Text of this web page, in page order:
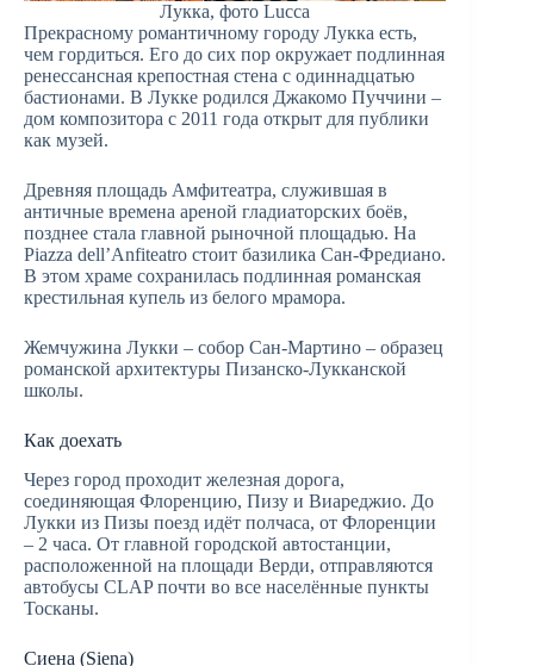
Лукка, фото Lucca
Прекрасному романтичному городу Лукка есть,
чем гордиться. Его до сих пор окружает подлинная
ренессансная крепостная стена с одиннадцатью
бастионами. В Лукке родился Джакомо Пуччини –
дом композитора с 2011 года открыт для публики
как музей.
Древняя площадь Амфитеатра, служившая в
античные времена ареной гладиаторских боёв,
позднее стала главной рыночной площадью. На
Piazza dell’Anfiteatro стоит базилика Сан-Фредиано.
В этом храме сохранилась подлинная романская
крестильная купель из белого мрамора.
Жемчужина Лукки – собор Сан-Мартино – образец
романской архитектуры Пизанско-Лукканской
школы.
Как доехать
Через город проходит железная дорога,
соединяющая Флоренцию, Пизу и Виареджио. До
Лукки из Пизы поезд идёт полчаса, от Флоренции
– 2 часа. От главной городской автостанции,
расположенной на площади Верди, отправляются
автобусы CLAP почти во все населённые пункты
Тосканы.
Сиена (Siena)